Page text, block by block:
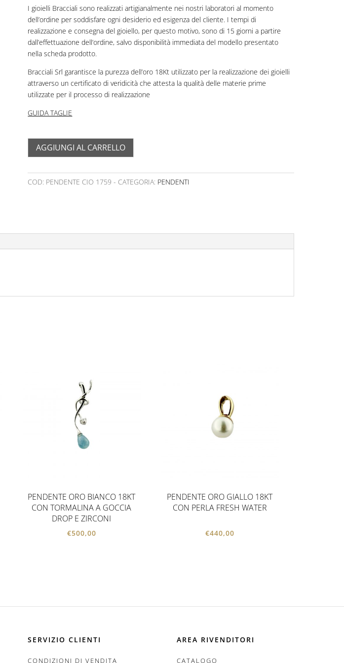
I gioielli Bracciali sono realizzati artigianalmente nei nostri laboratori al momento
dell’ordine per soddisfare ogni desiderio ed esigenza del cliente. I tempi di
realizzazione e consegna del gioiello, per questo motivo, sono di 15 giorni a partire
dall’effettuazione dell’ordine, salvo disponibilità immediata del modello presentato
nella scheda prodotto.
Bracciali Srl garantisce la purezza dell’oro 18Kt utilizzato per la realizzazione dei gioielli
attraverso un certificato di veridicità che attesta la qualità delle materie prime
utilizzate per il processo di realizzazione
GUIDA TAGLIE
AGGIUNGI AL CARRELLO
COD: PENDENTE CIO 1759 CATEGORIA: PENDENTI
PENDENTE ORO BIANCO 18KT
CON TORMALINA A GOCCIA
DROP E ZIRCONI
€500,00
PENDENTE ORO GIALLO 18KT
CON PERLA FRESH WATER
€440,00
SERVIZIO CLIENTI
CONDIZIONI DI VENDITA
AREA RIVENDITORI
CATALOGO